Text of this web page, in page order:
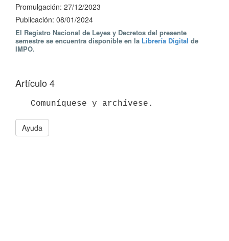
Promulgación: 27/12/2023
Publicación: 08/01/2024
El Registro Nacional de Leyes y Decretos del presente
semestre se encuentra disponible en la Librería Digital de
IMPO.
Artículo 4
Ayuda